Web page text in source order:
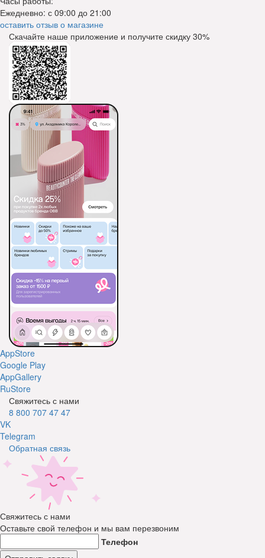
Ежедневно: с 09:00 до 21:00
оставить отзыв о магазине
Скачайте наше приложение и получите скидку 30%
AppStore
Google Play
AppGallery
RuStore
Свяжитесь с нами
8 800 707 47 47
VK
Telegram
Обратная связь
Свяжитесь с нами
Оставьте свой телефон и мы вам перезвоним
Телефон